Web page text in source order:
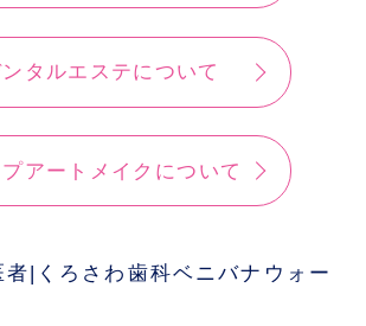
タルエステについて
プアートメイクについて
|くろさわ歯科ベニバナウォー